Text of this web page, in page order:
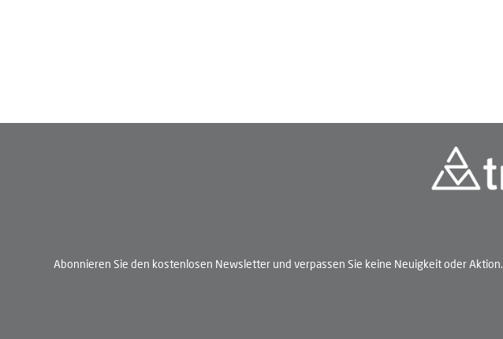
Abonnieren Sie den kostenlosen Newsletter und verpassen Sie keine Neuigkeit oder Aktion.